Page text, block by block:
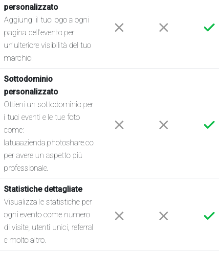
personalizzato
Aggiungi il tuo logo a ogni
pagina dell'evento per
un'ulteriore visibilità del tuo
marchio.
Sottodominio
personalizzato
Ottieni un sottodominio per
i tuoi eventi e le tue foto
come:
latuaazienda.photoshare.co
per avere un aspetto più
professionale.
Statistiche dettagliate
Visualizza le statistiche per
ogni evento come numero
di visite, utenti unici, referral
e molto altro.